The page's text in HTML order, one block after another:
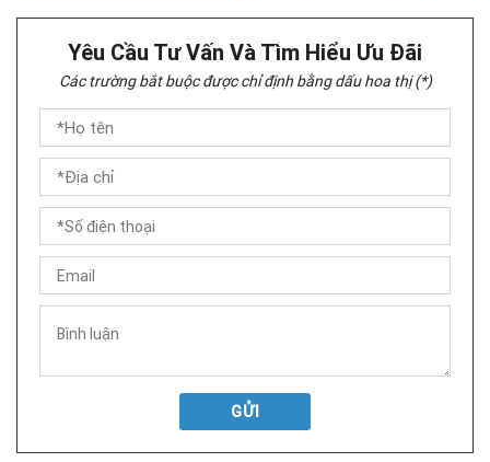
Yêu Cầu Tư Vấn Và Tìm Hiểu Ưu Đãi
Các trường bắt buộc được chỉ định bằng dấu hoa thị (*)
GỬI